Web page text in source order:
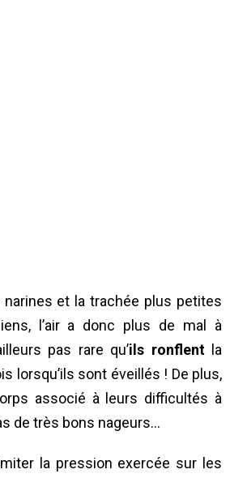
et la trachée plus petites
l’air a donc plus de mal à
pas rare qu’ils ronflentla
lorsqu’ils sont éveillés ! De plus,
associé à leurs difficultés à
de très bons nageurs…
la pression exercée sur les